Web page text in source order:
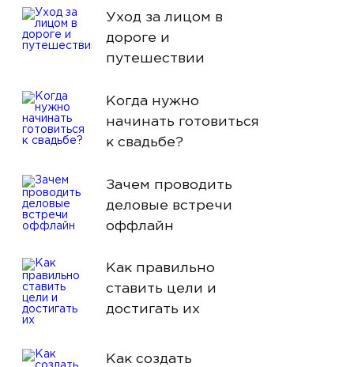
Уход за лицом в
дороге и
путешествии
Когда нужно
начинать готовиться
к свадьбе?
Зачем проводить
деловые встречи
оффлайн
Как правильно
ставить цели и
достигать их
Как создать